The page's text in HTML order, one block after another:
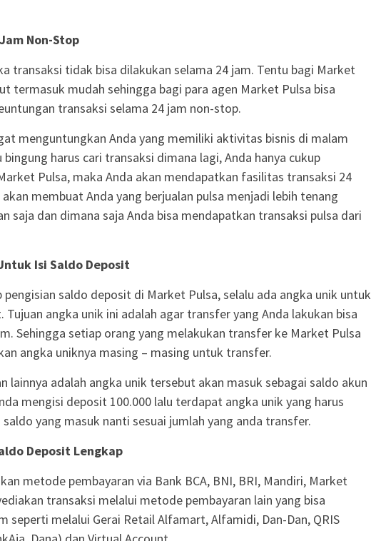
Non-Stop
transaksi tidak bisa dilakukan selama 24 jam. Tentu bagi Market
termasuk mudah sehingga bagi para agen Market Pulsa bisa
transaksi selama 24 jam non-stop.
menguntungkan Anda yang memiliki aktivitas bisnis di malam
bingung harus cari transaksi dimana lagi, Anda hanya cukup
Pulsa, maka Anda akan mendapatkan fasilitas transaksi 24
membuat Anda yang berjualan pulsa menjadi lebih tenang
saja dan dimana saja Anda bisa mendapatkan transaksi pulsa dari
Isi Saldo Deposit
pengisian saldo deposit di Market Pulsa, selalu ada angka unik untuk
angka unik ini adalah agar transfer yang Anda lakukan bisa
Sehingga setiap orang yang melakukan transfer ke Market Pulsa
angka uniknya masing – masing untuk transfer.
lainnya adalah angka unik tersebut akan masuk sebagai saldo akun
mengisi deposit 100.000 lalu terdapat angka unik yang harus
yang masuk nanti sesuai jumlah yang anda transfer.
Deposit Lengkap
metode pembayaran via Bank BCA, BNI, BRI, Mandiri, Market
transaksi melalui metode pembayaran lain yang bisa
seperti melalui Gerai Retail Alfamart, Alfamidi, Dan-Dan, QRIS